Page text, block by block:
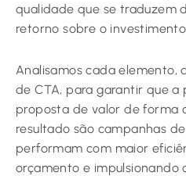
qualidade que se traduzem
retorno sobre o investimento
Analisamos cada
de CTA, para garantir que a
proposta de valor de forma
resultado são campanhas de
performam com maior
orçamento e impulsionando